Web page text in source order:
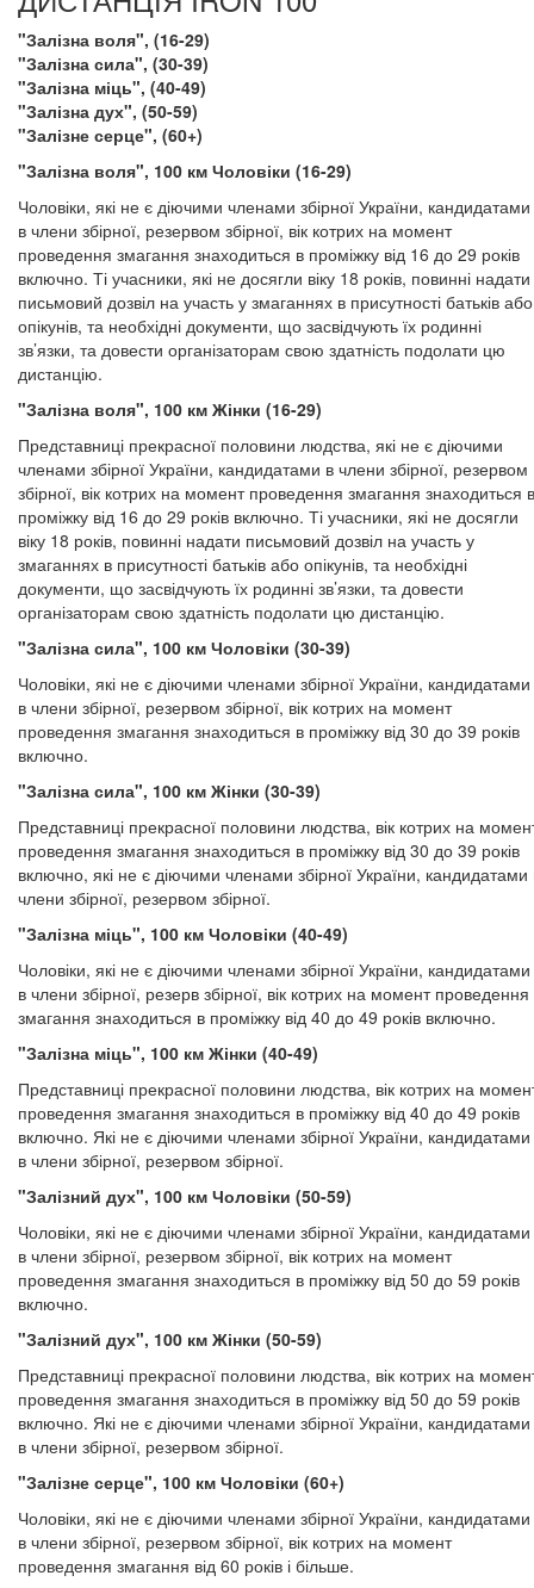
"Залізна воля", (16-29)
"Залізна сила", (30-39)
"Залізна міць", (40-49)
"Залізна дух", (50-59)
"Залізне серце", (60+)
"Залізна воля", 100 км Чоловіки (16-29)
Чоловіки, які не є діючими членами збірної України, кандидатами
в члени збірної, резервом збірної, вік котрих на момент
проведення змагання знаходиться в проміжку від 16 до 29 років
включно. Ті учасники, які не досягли віку 18 років, повинні надати
письмовий дозвіл на участь у змаганнях в присутності батьків або
опікунів, та необхідні документи, що засвідчують їх родинні
зв’язки, та довести організаторам свою здатність подолати цю
дистанцію.
"Залізна воля", 100 км Жінки (16-29)
Представниці прекрасної половини людства, які не є діючими
членами збірної України, кандидатами в члени збірної, резервом
збірної, вік котрих на момент проведення змагання знаходиться в
проміжку від 16 до 29 років включно. Ті учасники, які не досягли
віку 18 років, повинні надати письмовий дозвіл на участь у
змаганнях в присутності батьків або опікунів, та необхідні
документи, що засвідчують їх родинні зв’язки, та довести
організаторам свою здатність подолати цю дистанцію.
"Залізна сила", 100 км Чоловіки (30-39)
Чоловіки, які не є діючими членами збірної України, кандидатами
в члени збірної, резервом збірної, вік котрих на момент
проведення змагання знаходиться в проміжку від 30 до 39 років
включно.
"Залізна сила", 100 км Жінки (30-39)
Представниці прекрасної половини людства, вік котрих на
проведення змагання знаходиться в проміжку від 30 до 39 років
включно, які не є діючими членами збірної України, кандидатами
члени збірної, резервом збірної.
"Залізна міць", 100 км Чоловіки (40-49)
Чоловіки, які не є діючими членами збірної України, кандидатами
в члени збірної, резерв збірної, вік котрих на момент проведення
змагання знаходиться в проміжку від 40 до 49 років включно.
"Залізна міць", 100 км Жінки (40-49)
Представниці прекрасної половини людства, вік котрих на
проведення змагання знаходиться в проміжку від 40 до 49 років
включно. Які не є діючими членами збірної України, кандидатами
в члени збірної, резервом збірної.
"Залізний дух", 100 км Чоловіки (50-59)
Чоловіки, які не є діючими членами збірної України, кандидатами
в члени збірної, резервом збірної, вік котрих на момент
проведення змагання знаходиться в проміжку від 50 до 59 років
включно.
"Залізний дух", 100 км Жінки (50-59)
Представниці прекрасної половини людства, вік котрих на
проведення змагання знаходиться в проміжку від 50 до 59 років
включно. Які не є діючими членами збірної України, кандидатами
в члени збірної, резервом збірної.
"Залізне серце", 100 км Чоловіки (60+)
Чоловіки, які не є діючими членами збірної України, кандидатами
в члени збірної, резервом збірної, вік котрих на момент
проведення змагання від 60 років і більше.